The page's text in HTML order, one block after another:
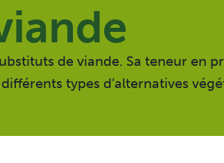
Grillée
Substituts de viande
Sauces et Tartinades
Nutrition sportive
de viande. Sa teneur en
types d’alternatives